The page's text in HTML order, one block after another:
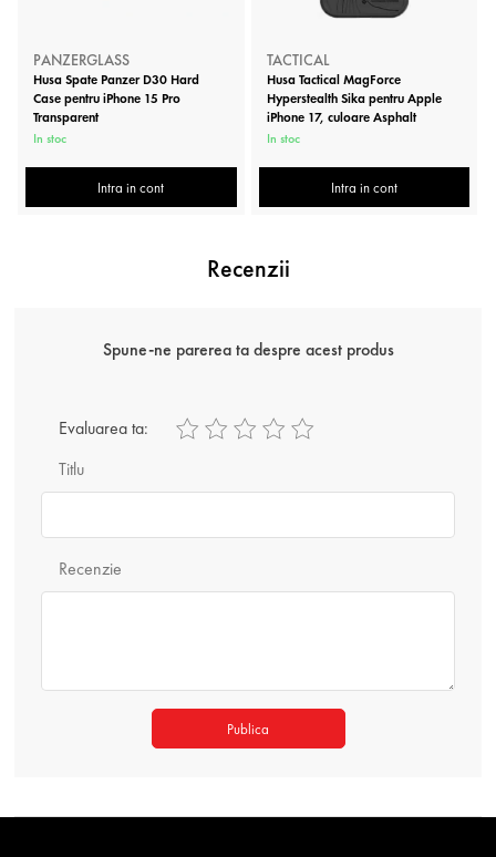
PANZERGLASS
Husa Spate Panzer D30 Hard
Case pentru iPhone 15 Pro
Transparent
In stoc
Intra in cont
TACTICAL
Husa Tactical MagForce
Hyperstealth Sika pentru Apple
iPhone 17, culoare Asphalt
In stoc
Intra in cont
Recenzii
Spune-ne parerea ta despre acest produs
Titlu
Evaluarea ta:
Recenzie
Publica